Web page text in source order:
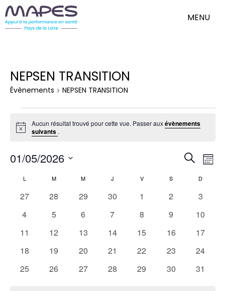
MENU
NEPSEN TRANSITION
Évènements NEPSEN TRANSITION
Notice
Aucun résultat trouvé pour cette vue. Passer auxévènements
suivants .
vues
de
Mois
01/05/2026
une
Calendrier
de
Évènements
L MMARDI M MERCREDI
J VVENDREDIS D
0
27
0
28
0
29
0
30
0
1
0
2
0
3
0
4
0
5
0
6
0
7
0
8
0
9
0
10
0
11
0
12
0
13
0
14
0
15
0
16
0
17
0
18
0
19
0
20
0
21
0
22
0
23
0
24
0
25
0
26
0
27
0
28
0
29
0
30
0
31